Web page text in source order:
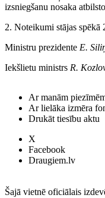
izsniegšanu nosaka
2. Noteikumi stājas spēkā
Ministru prezidente E.
Iekšlietu ministrs R.
Ar manām
Ar lielāka izmēra
Drukāt tiesību aktu
X
Facebook
Draugiem.lv
Šajā vietnē oficiālais